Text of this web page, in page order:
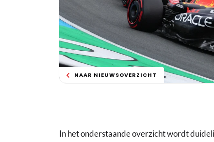
NAAR NIEUWSOVERZICHT
In het onderstaande overzicht wordt